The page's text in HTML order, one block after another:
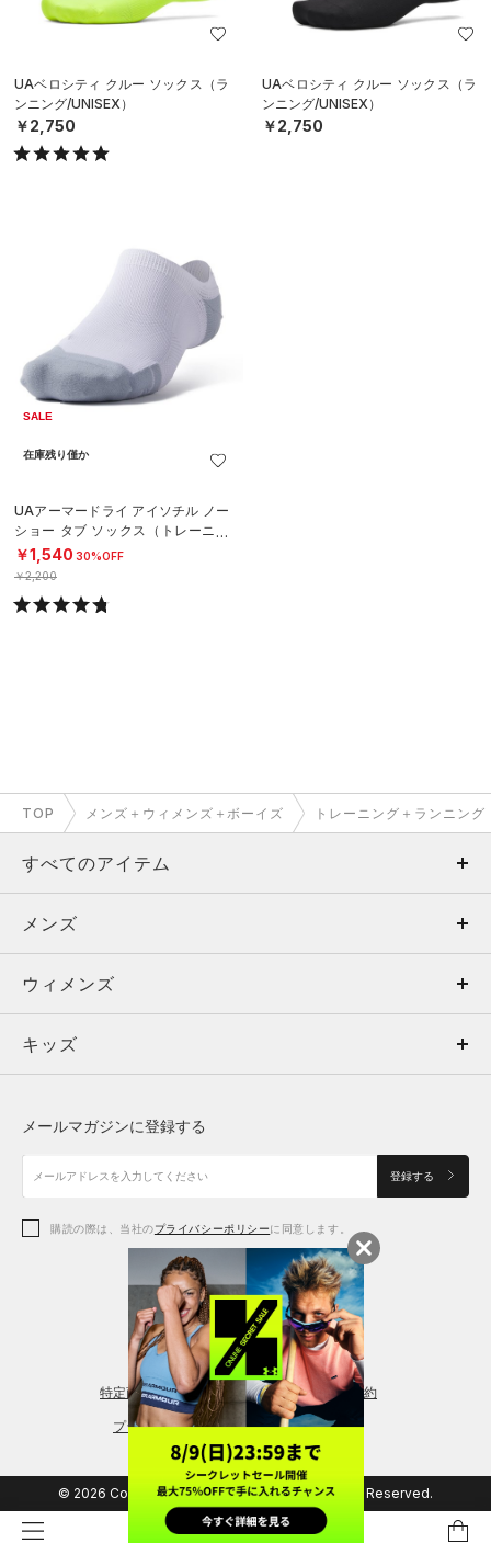
UAベロシティ クルー ソックス（ラ
ンニング/UNISEX）
￥2,750
UAベロシティ クルー ソックス（ラ
ンニング/UNISEX）
￥2,750
SALE
在庫残り僅か
UAアーマードライ アイソチル ノー
ショー タブ ソックス（トレーニン
グ/UNISEX）
￥1,540 30%OFF
￥2,200
TOP メンズ＋ウィメンズ＋ボーイズ トレーニング＋ランニング
すべてのアイテム
メンズ
ウィメンズ
キッズ
アクセサリー
メンズ
トップス
ボトムス
アクセサリー
ウィメンズ
トップス
シューズ
アクセサリー
レギンス＆タイツ
キッズ
シューズ
メールマガジンに登録する
登録する
購読の際は、当社のプライバシーポリシーに同意します。
特定商取引法に基づく通販の表記 会員規約
プライバシーポリシー
© 2026 Copyright DOME Corporation. All Rights Reserved.